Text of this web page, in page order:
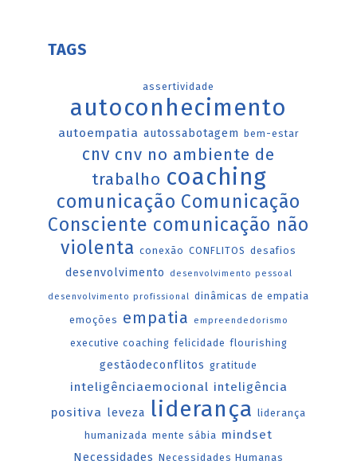
TAGS
assertividade
autoconhecimento
autoempatia autossabotagem bem-estar
cnv cnv no ambiente de
trabalho coaching
comunicação Comunicação
Consciente comunicação não
violenta conexão CONFLITOS desafios
desenvolvimento desenvolvimento pessoal
desenvolvimento profissional dinâmicas de empatia
emoções empatia empreendedorismo
executive coaching felicidade flourishing
gestãodeconflitos gratitude
inteligênciaemocional inteligência
positiva leveza liderança liderança
humanizada mente sábia mindset
Necessidades Necessidades Humanas